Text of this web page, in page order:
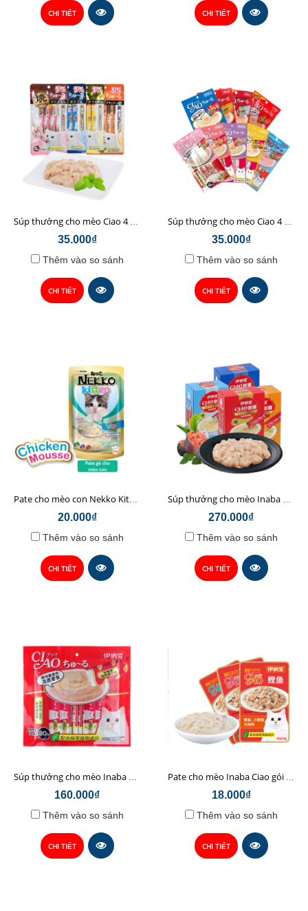
CHI TIẾT CHI TIẾT
35.000₫
Thêm vào so sánh
CHI TIẾT
35.000₫
Thêm vào so sánh
CHI TIẾT
20.000₫
Thêm vào so sánh
CHI TIẾT
270.000₫
Thêm vào so sánh
CHI TIẾT
160.000₫
Thêm vào so sánh
CHI TIẾT
18.000₫
Thêm vào so sánh
CHI TIẾT